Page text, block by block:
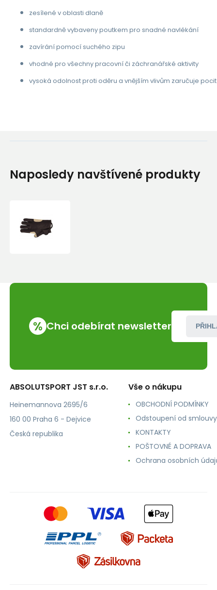
zesílené v oblasti dlaně
standardně vybaveny poutkem pro snadné navlékání
zavírání pomocí suchého zipu
vhodné pro všechny pracovní či záchranářské aktivity
vysoká odolnost proti oděru a vnějším vlivům zaručuje
Naposledy navštívené produkty
% Chci odebírat newsletter
ABSOLUTSPORT JST s.r.o.
Heinemannova 2695/6
160 00 Praha 6 - Dejvice
Česká republika
Vše o nákupu
OBCHODNÍ PODMÍNKY
Odstoupení od smlouvy
KONTAKTY
POŠTOVNÉ A DOPRAVA
Ochrana osobních